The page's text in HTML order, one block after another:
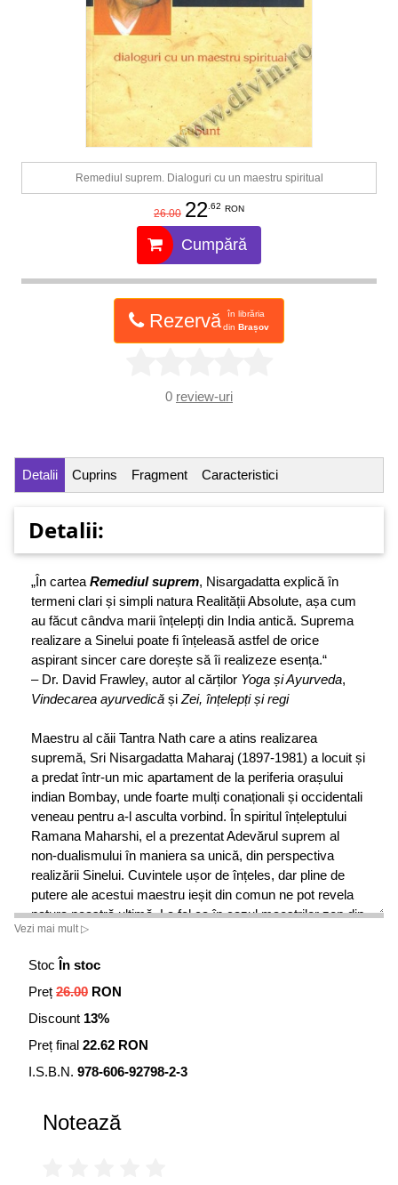
Remediul suprem. Dialoguri cu un maestru spiritual
26.00 22.62 RON
Cumpără
Rezervă
în librăria
din Brașov
0 review-uri
Detalii Cuprins Fragment Caracteristici
Detalii:
„În cartea Remediul suprem, Nisargadatta explică în
termeni clari și simpli natura Realității Absolute, așa cum
au făcut cândva marii înțelepți din India antică. Suprema
realizare a Sinelui poate fi înțeleasă astfel de orice
aspirant sincer care dorește să îi realizeze esența.“
– Dr. David Frawley, autor al cărților Yoga și Ayurveda,
Vindecarea ayurvedică și Zei, înțelepți și regi
Maestru al căii Tantra Nath care a atins realizarea
supremă, Sri Nisargadatta Maharaj (1897-1981) a locuit și
a predat într-un mic apartament de la periferia orașului
indian Bombay, unde foarte mulți conaționali și occidentali
veneau pentru a-l asculta vorbind. În spiritul înțeleptului
Ramana Maharshi, el a prezentat Adevărul suprem al
non-dualismului în maniera sa unică, din perspectiva
realizării Sinelui. Cuvintele ușor de înțeles, dar pline de
putere ale acestui maestru ieșit din comun ne pot revela
natura noastră ultimă. La fel ca în cazul maeștrilor zen din
vechime, stilul lui Nisargadatta este direct, provocator și
extrem de profund, revelând esența și evitând tot ceea ce
nu este absolut esențial. Remediul suprem nu se
adresează celor mulțumiți de felul în care înțeleg
spiritualitatea, ci celor care caută un antidot puternic
Vezi mai mult ▷
Stoc În stoc
Preț 26.00 RON
Discount 13%
Preț final 22.62 RON
I.S.B.N. 978-606-92798-2-3
Notează